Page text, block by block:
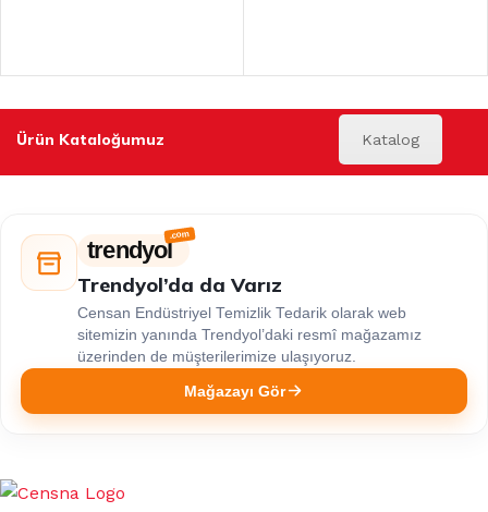
Ürün Kataloğumuz Katalog
trendyol
Trendyol’da da Varız
Censan Endüstriyel Temizlik Tedarik olarak web
sitemizin yanında Trendyol’daki resmî mağazamız
üzerinden de müşterilerimize ulaşıyoruz.
Mağazayı Gör